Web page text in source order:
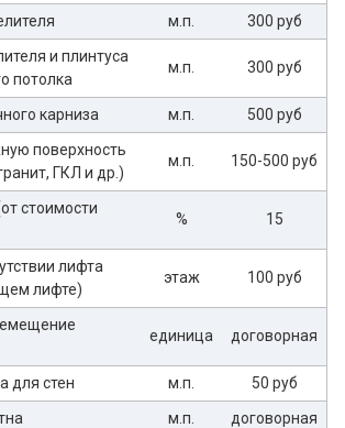
м.п.
300 руб
и плинтуса
потолка
м.п. 300 руб
карниза м.п.
500 руб
поверхность
ГКЛ и др.)
м.п. 150-500 руб
стоимости
% 15
лифта
лифте)
этаж 100 руб
единица договорная
для стен м.п.
50 руб
м.п.
договорная